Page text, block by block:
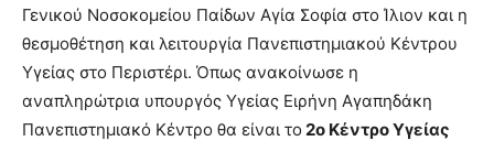
Γενικού Νοσοκομείου Παίδων Αγία Σοφία στο Ίλιον και η
θεσμοθέτηση και λειτουργία Πανεπιστημιακού Κέντρου
Υγείας στο Περιστέρι. Όπως ανακοίνωσε η
αναπληρώτρια υπουργός Υγείας Ειρήνη Αγαπηδάκη
Πανεπιστημιακό Κέντρο θα είναι το 2ο Κέντρο Υγείας